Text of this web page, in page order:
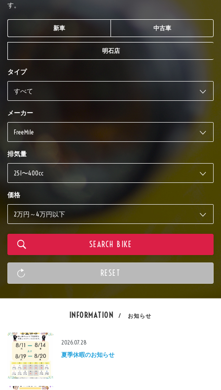
す。
新車 中古車
明石店
タイプ
メーカー
排気量
価格
INFORMATION / お知らせ
2026.07.28
夏季休暇のお知らせ